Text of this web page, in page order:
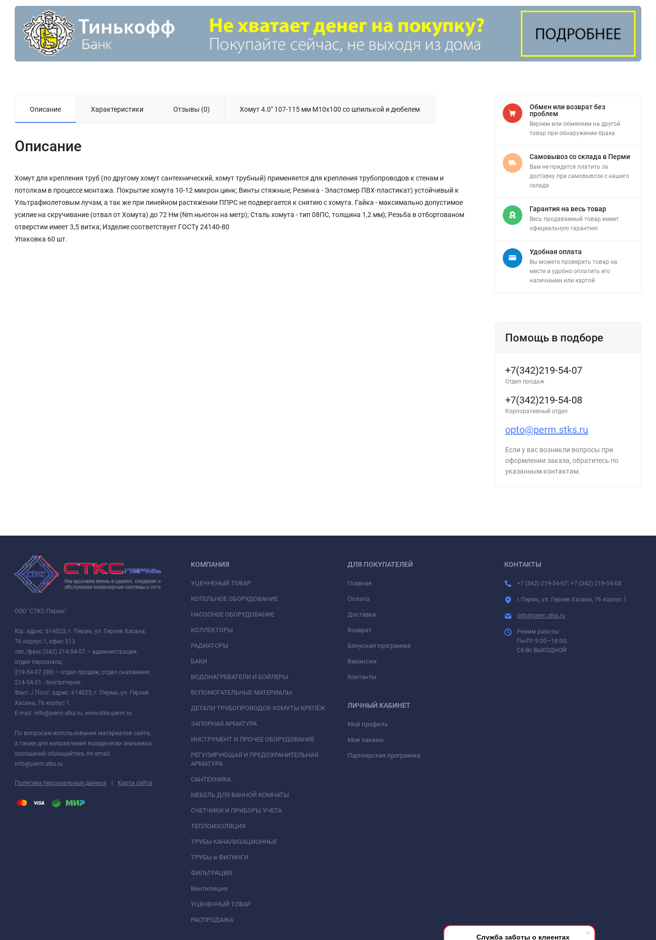
Служба заботы о клиентах
Описание Характеристики Отзывы (0) Хомут 4.0" 107-115 мм М10х100 со шпилькой и дюбелем
Описание
Хомут для крепления труб (по другому хомут сантехнический, хомут трубный) применяется для крепления трубопроводов к стенам и
потолкам в процессе монтажа. Покрытие хомута 10-12 микрон цинк; Винты стяжные; Резинка - Эластомер ПВХ-пластикат) устойчивый к
Ультрафиолетовым лучам, а так же при линейном растяжении ППРС не подвергается к снятию с хомута. Гайка - максимально допустимое
усилие на скручивание (отвал от Хомута) до 72 Нм (Nm ньютон на метр); Сталь хомута - тип 08ПС, толщина 1,2 мм); Резьба в отбортованом
отверстии имеет 3,5 витка; Изделие соответствует ГОСТу 24140-80
Упаковка 60 шт.
Обмен или возврат без
проблем
Вернем или обменяем на другой
товар при обнаружении брака
Самовывоз со склада в Перми
Вам не придется платить за
доставку при самовывозе с нашего
склада
Гарантия на весь товар
Весь продаваемый товар имеет
официальную гарантию
Удобная оплата
Вы можете проверить товар на
месте и удобно оплатить его
наличными или картой
Помощь в подборе
+7(342)219-54-07
Отдел продаж
+7(342)219-54-08
Корпоративный отдел
opto@perm.stks.ru
Если у вас возникли вопросы при
оформлении заказа, обратитесь по
указанным контактам.
ООО "СТКС-Пермь"
Юр. адрес: 614025, г. Пермь, ул. Героев Хасана,
76 корпус 1, офис 313
тел./факс (342) 214-54-57 – администрация,
отдел персонала;
219-54-07 (08) – отдел продаж, отдел снабжения;
214-54-21 - бухгалтерия.
Факт. / Почт. адрес: 614025, г. Пермь, ул. Героев
Хасана, 76 корпус 1.
E-mail: info@perm.stks.ru, www.stks-perm.ru
По вопросам использования материалов сайта,
а также для направления юридически значимых
сообщений обращайтесь по email:
info@perm.stks.ru
Политика персональных данных | Карта сайта
КОМПАНИЯ
УЦЕННЕНЫЙ ТОВАР
КОТЕЛЬНОЕ ОБОРУДОВАНИЕ
НАСОСНОЕ ОБОРУДОВАНИЕ
КОЛЛЕКТОРЫ
РАДИАТОРЫ
БАКИ
ВОДОНАГРЕВАТЕЛИ И БОЙЛЕРЫ
ВСПОМОГАТЕЛЬНЫЕ МАТЕРИАЛЫ
ДЕТАЛИ ТРУБОПРОВОДОВ ХОМУТЫ КРЕПЁЖ
ЗАПОРНАЯ АРМАТУРА
ИНСТРУМЕНТ И ПРОЧЕЕ ОБОРУДОВАНИЕ
РЕГУЛИРУЮЩАЯ И ПРЕДОХРАНИТЕЛЬНАЯ
АРМАТУРА
САНТЕХНИКА
МЕБЕЛЬ ДЛЯ ВАННОЙ КОМНАТЫ
СЧЕТЧИКИ И ПРИБОРЫ УЧЕТА
ТЕПЛОИЗОЛЯЦИЯ
ТРУБЫ КАНАЛИЗАЦИОННЫЕ
ТРУБЫ и ФИТИНГИ
ФИЛЬТРАЦИЯ
Вентиляция
УЦЕНЕННЫЙ ТОВАР
РАСПРОДАЖА
ДЛЯ ПОКУПАТЕЛЕЙ
Главная
Оплата
Доставка
Возврат
Бонусная программа
Вакансии
Контакты
ЛИЧНЫЙ КАБИНЕТ
Мой профиль
Мои заказы
Партнерская программа
КОНТАКТЫ
+7 (342) 219-54-07; +7 (342) 219-54-08
г.Пермь, ул. Героев Хасана, 76 корпус 1
info@perm.stks.ru
Режим работы:
Пн-Пт 9:00—18:00;
Сб-Вс ВЫХОДНОЙ